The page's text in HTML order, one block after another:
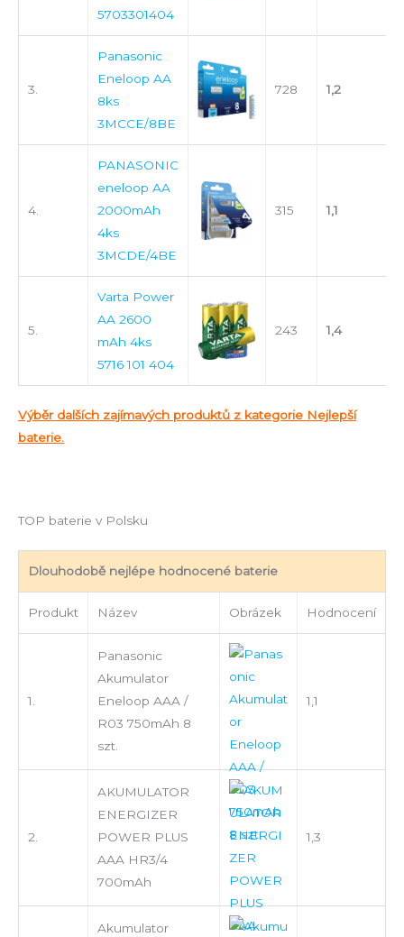
5703301404
3.
Panasonic
Eneloop AA
8ks
3MCCE/8BE
728 1,2
4.
PANASONIC
eneloop AA
2000mAh
4ks
3MCDE/4BE
315 1,1
5.
Varta Power
AA 2600
mAh 4ks
5716 101 404
243 1,4
Výběr dalších zajímavých produktů z kategorie Nejlepší
baterie.
TOP baterie v Polsku
Dlouhodobě nejlépe hodnocené baterie
Produkt Název Obrázek Hodnocení
1.
Panasonic
Akumulator
Eneloop AAA /
R03 750mAh 8
szt.
1,1
2.
AKUMULATOR
ENERGIZER
POWER PLUS
AAA HR3/4
700mAh
1,3
Akumulator